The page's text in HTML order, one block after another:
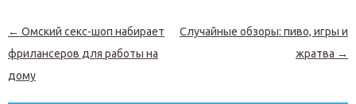
Навигация по записям
← Омский секс-шоп набирает
фрилансеров для работы на
дому
Случайные обзоры: пиво, игры и
жратва →